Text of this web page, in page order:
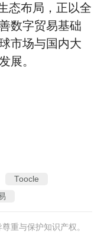
态布局，正以全
数字贸易基础
市场与国内大
展。
Toocle
重与保护知识产权。